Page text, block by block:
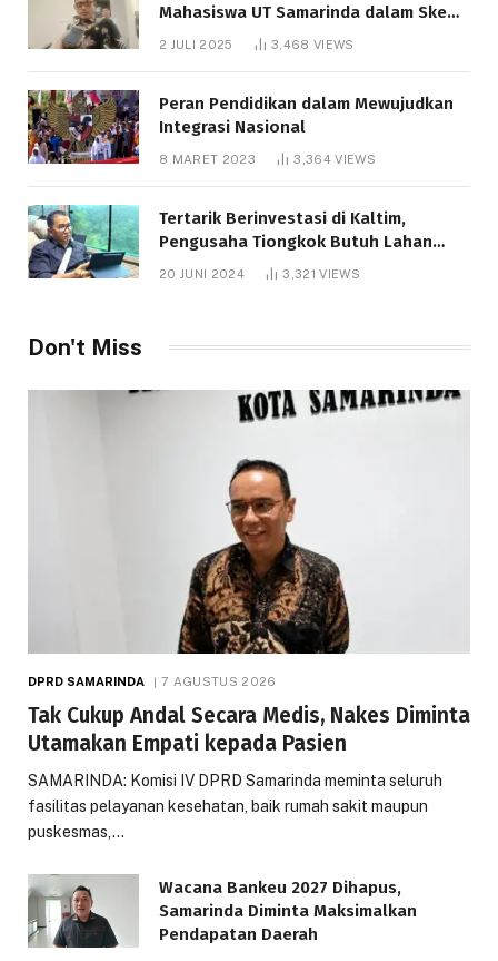
Mahasiswa UT Samarinda dalam Skema
Bantuan Pendidikan Gratispol
2 JULI 2025 3,468 VIEWS
Peran Pendidikan dalam Mewujudkan
Integrasi Nasional
8 MARET 2023 3,364VIEWS
Tertarik Berinvestasi di Kaltim,
Pengusaha Tiongkok Butuh Lahan
1.000 Hektare
20 JUNI 2024 3,321VIEWS
Don't Miss
DPRD SAMARINDA 7 AGUSTUS 2026
Tak Cukup Andal Secara Medis, Nakes Diminta
Utamakan Empati kepada Pasien
SAMARINDA: Komisi IV DPRD Samarinda meminta seluruh
fasilitas pelayanan kesehatan, baik rumah sakit maupun
puskesmas,…
Wacana Bankeu 2027 Dihapus,
Samarinda Diminta Maksimalkan
Pendapatan Daerah